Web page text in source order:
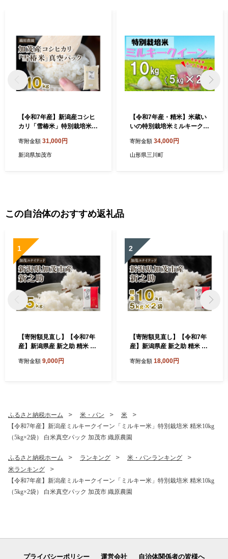
【令和7年産】新潟産コシヒ
カリ「雪椿米」特別栽培米
次出荷》 白米真空パック 従
来品種コシヒカリ 加茂市 織
寄附金額 31,000円
新潟県加茂市
【令和7年産・精米】米蔵い
いの特別栽培米ミルキークイ
寄附金額 34,000円
山形県三川町
この自治体のおすすめ返礼品
1
【寄附額見直し】【令和7年
産】新潟県産 新之助 精米 5k
東京・南青山の料亭で使用さ
寄附金額 9,000円
2
【寄附額見直し】【令和7年
産】新潟県産 新之助 精米 10
東京・南青山の料亭で使用さ
寄附金額 18,000円
ふるさと納税ホーム 米・パン
米
【令和7年産】新潟産ミルキークイーン「ミルキー米」特別栽培米 精米10kg
（5kg×2袋） 白米真空パック 加茂市 織原農園
ふるさと納税ホーム ランキング
米・パンランキング
米ランキング
【令和7年産】新潟産ミルキークイーン「ミルキー米」特別栽培米 精米10kg
（5kg×2袋） 白米真空パック 加茂市 織原農園
プライバシーポリシー 運営会社 自治体関係者の皆様へ